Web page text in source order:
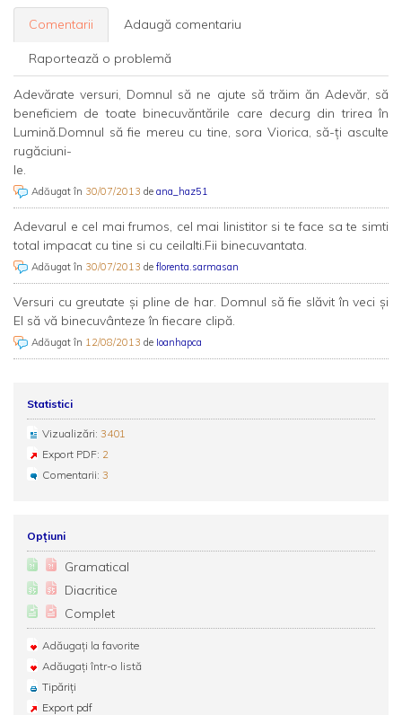
Comentarii Adaugă comentariu
Raportează o problemă
Adevărate versuri, Domnul să ne ajute să trăim ăn Adevăr, să
beneficiem de toate binecuvăntările care decurg din trirea în
Lumină.Domnul să fie mereu cu tine, sora Viorica, să-ți asculte
rugăciuni-
le.
Adăugat în 30/07/2013 de ana_haz51
Adevarul e cel mai frumos, cel mai linistitor si te face sa te simti
total impacat cu tine si cu ceilalti.Fii binecuvantata.
Adăugat în 30/07/2013 de florenta.sarmasan
Versuri cu greutate și pline de har. Domnul să fie slăvit în veci și
El să vă binecuvânteze în fiecare clipă.
Adăugat în 12/08/2013 de Ioanhapca
Statistici
Vizualizări: 3401
Export PDF: 2
Comentarii: 3
Opțiuni
Gramatical
Diacritice
Complet
Adăugați la favorite
Adăugați într-o listă
Tipăriți
Export pdf